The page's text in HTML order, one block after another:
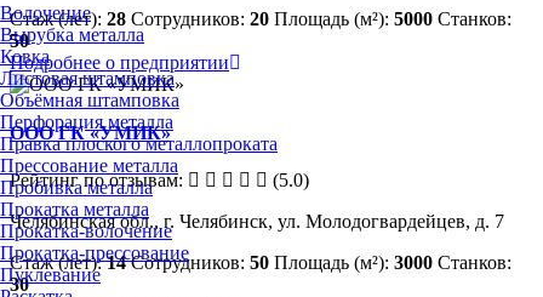
Волочение
Вырубка металла
Ковка
Листовая штамповка
Объёмная штамповка
Перфорация металла
Правка плоского металлопроката
Прессование металла
Пробивка металла
Прокатка металла
Прокатка-волочение
Прокатка-прессование
Пуклевание
Стаж (лет): 28 Сотрудников: 20 Площадь (м²): 5000 Станков:
50
Подробнее о предприятии
ООО ГК «УМИК»
Рейтинг по отзывам:
(5.0)
Челябинская обл., г. Челябинск, ул. Молодогвардейцев, д. 7
Стаж (лет):14 Сотрудников: 50 Площадь (м²): 3000 Станков:
30